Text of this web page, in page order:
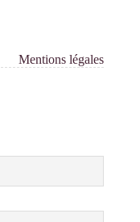
Mentions légales